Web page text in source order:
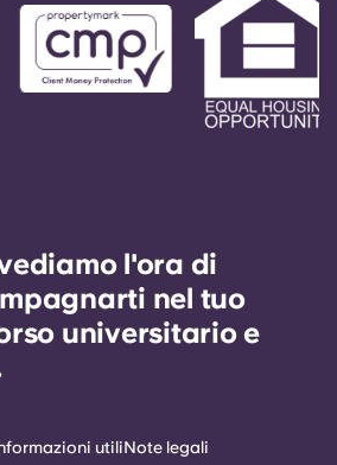
Lingua
l'ora di
nel tuo
universitario e
utiliNote legali